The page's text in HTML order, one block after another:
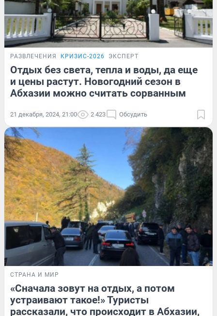
РАЗВЛЕЧЕНИЯ КРИЗИС-2026 ЭКСПЕРТ
Отдых без света, тепла и воды, да еще
и цены растут. Новогодний сезон в
Абхазии можно считать сорванным
21 декабря, 2024, 21:00 2 423 Обсудить
СТРАНА И МИР
«Сначала зовут на отдых, а потом
устраивают такое!» Туристы
рассказали, что происходит в Абхазии,